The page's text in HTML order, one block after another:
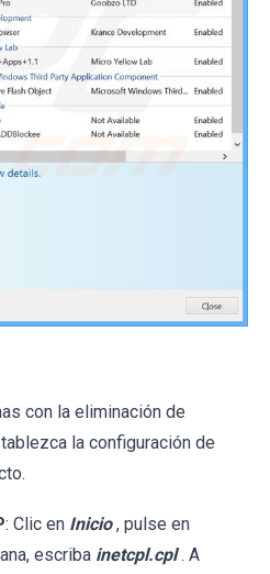
con la eliminación de
la configuración de
: Clic en Inicio , pulse en
escriba inetcpl.cpl . A